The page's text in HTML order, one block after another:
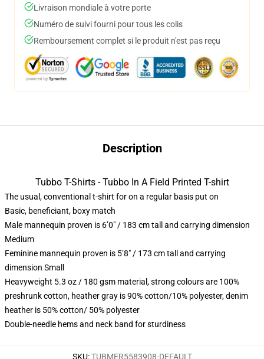
Livraison mondiale à votre porte
Numéro de suivi fourni pour tous les colis
Remboursement complet si le produit n'est pas reçu
Description
Tubbo T-Shirts - Tubbo In A Field Printed T-shirt
The usual, conventional t-shirt for on a regular basis put on
Basic, beneficiant, boxy match
Male mannequin proven is 6’0″ / 183 cm tall and carrying dimension
Medium
Feminine mannequin proven is 5’8″ / 173 cm tall and carrying
dimension Small
Heavyweight 5.3 oz / 180 gsm material, strong colours are 100%
preshrunk cotton, heather gray is 90% cotton/10% polyester, denim
heather is 50% cotton/ 50% polyester
Double-needle hems and neck band for sturdiness
SKU:TUBMER5583908-DEFAULT